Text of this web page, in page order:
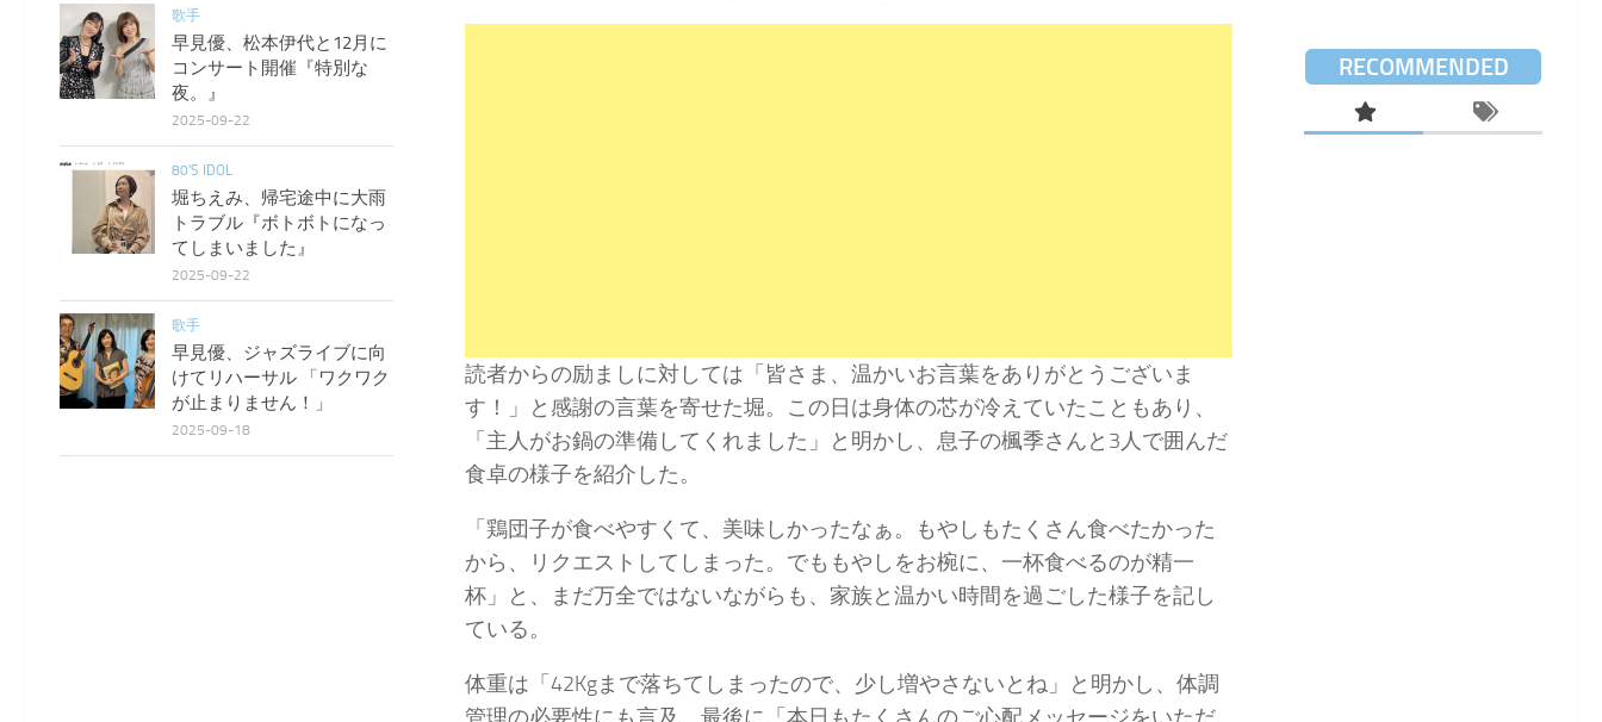
読者からの励ましに対しては「皆さま、温かいお言葉をありがとうございま
す！」と感謝の言葉を寄せた堀。この日は身体の芯が冷えていたこともあり、
「主人がお鍋の準備してくれました」と明かし、息子の楓季さんと3人で囲んだ
食卓の様子を紹介した。
「鶏団子が食べやすくて、美味しかったなぁ。もやしもたくさん食べたかった
から、リクエストしてしまった。でももやしをお椀に、一杯食べるのが精一
杯」と、まだ万全ではないながらも、家族と温かい時間を過ごした様子を記し
ている。
体重は「42Kgまで落ちてしまったので、少し増やさないとね」と明かし、体調
管理の必要性にも言及。最後に「本日もたくさんのご心配メッセージをいただ
歌手
早見優、松本伊代と12月に
コンサート開催『特別な
夜。』
2025-09-22
80'S IDOL
堀ちえみ、帰宅途中に大雨
トラブル『ボトボトになっ
てしまいました』
2025-09-22
歌手
早見優、ジャズライブに向
けてリハーサル 「ワクワク
が止まりません！」
2025-09-18
RECOMMENDED